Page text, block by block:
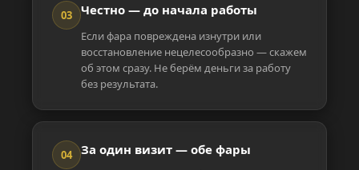
03 Честно — до начала работы
Если фара повреждена изнутри или
восстановление нецелесообразно — скажем
об этом сразу. Не берём деньги за работу
без результата.
04 За один визит — обе фары